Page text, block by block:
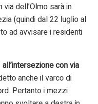
dell’Olmo sarà in
(quindi dal 22 luglio al
ad avvisare i residenti
all’intersezione con via
anche il varco di
Pertanto i mezzi